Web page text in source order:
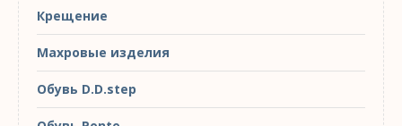
Крещение
Махровые изделия
Обувь D.D.step